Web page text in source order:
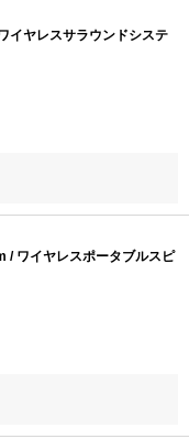
イヤレスサラウンドシステ
/ ワイヤレスポータブルスピ